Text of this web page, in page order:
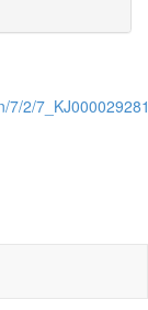
7/2/